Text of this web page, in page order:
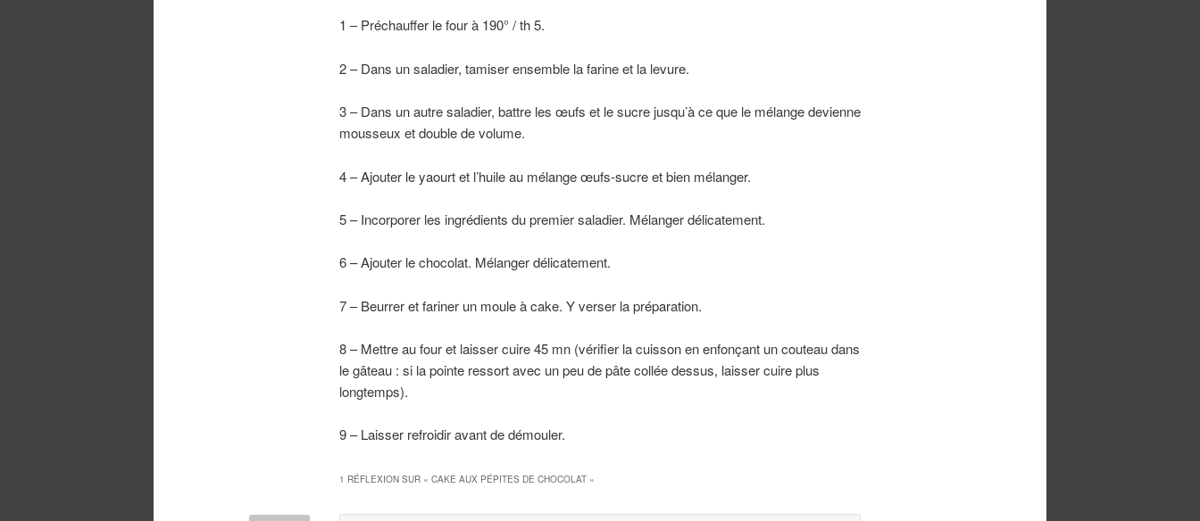
1 – Préchauffer le four à 190° / th 5.
2 – Dans un saladier, tamiser ensemble la farine et la levure.
3 – Dans un autre saladier, battre les œufs et le sucre jusqu’à ce que le mélange devienne
mousseux et double de volume.
4 – Ajouter le yaourt et l’huile au mélange œufs-sucre et bien mélanger.
5 – Incorporer les ingrédients du premier saladier. Mélanger délicatement.
6 – Ajouter le chocolat. Mélanger délicatement.
7 – Beurrer et fariner un moule à cake. Y verser la préparation.
8 – Mettre au four et laisser cuire 45 mn (vérifier la cuisson en enfonçant un couteau dans
le gâteau : si la pointe ressort avec un peu de pâte collée dessus, laisser cuire plus
longtemps).
9 – Laisser refroidir avant de démouler.
1 RÉFLEXION SUR « CAKE AUX PÉPITES DE CHOCOLAT»